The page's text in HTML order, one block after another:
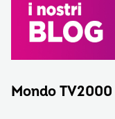
Mondo TV2000